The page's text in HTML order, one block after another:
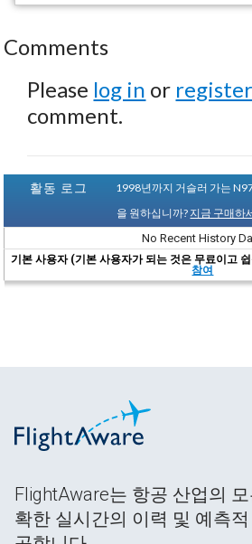
Comments
Please log in or register
comment.
활동 로그
1998년까지 거슬러 가는
을 원하십니까? 지금 구매하
No Recent History
기본 사용자 (기본 사용자가 되는 것은 무료이고
참여
FlightAware는 항공 산업의
확한 실시간의 이력 및 예측